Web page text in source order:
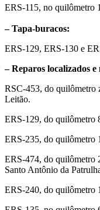
ERS-115, no quilômetro
– Tapa-buracos:
ERS-129, ERS-130 e
– Reparos localizados
RSC-453, do quilômetro
Leitão.
ERS-129, do quilômetro
ERS-235, do quilômetro
ERS-474, do quilômetro
Santo Antônio da
ERS-240, do quilômetro